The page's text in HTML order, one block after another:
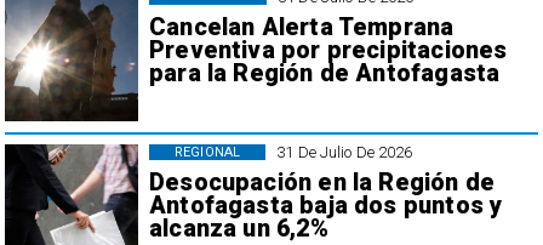
Cancelan Alerta Temprana
Preventiva por precipitaciones
para la Región de Antofagasta
31 De Julio De 2026
Desocupación en la Región de
Antofagasta baja dos puntos y
alcanza un 6,2%
REGIONAL